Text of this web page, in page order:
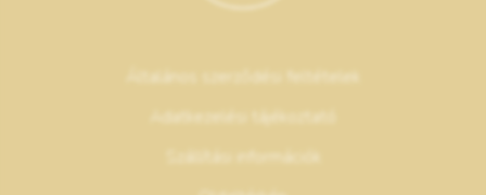
Általános szerződési feltételek
Adatkezelési tájékoztató
Szállítási információk